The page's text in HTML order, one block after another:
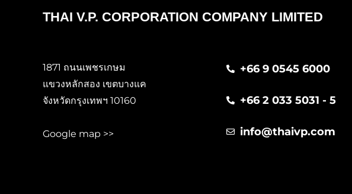
THAI V.P. CORPORATION COMPANY LIMITED
1871 ถนนเพชรเกษม
แขวงหลักสอง เขตบางแค
จังหวัดกรุงเทพฯ 10160
Google map >>
+66 9 0545 6000
+66 2 033 5031 - 5
info@thaivp.com